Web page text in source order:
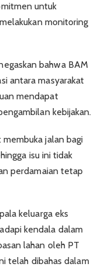
untuk
monitoring
bahwa BAM
antara masyarakat
mendapat
kebijakan.
jalan bagi
isu ini tidak
perdamaian tetap
keluarga eks
kendala dalam
lahan oleh PT
telah dibahas dalam